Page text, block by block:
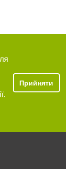
Прийняти